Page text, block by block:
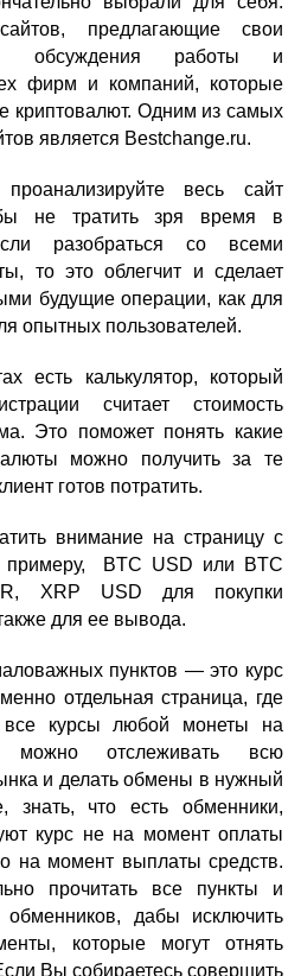
предлагающие свои
обсуждения работы и
фирм и компаний, которые
криптовалют. Одним из самых
является Bestchange.ru.
весь сайт
не тратить зря время в
разобраться со всеми
то это облегчит и сделает
будущие операции, как для
опытных пользователей.
есть калькулятор, который
считает стоимость
Это поможет понять какие
можно получить за те
готов потратить.
внимание на страницу с
BTC USD или BTC
XRP USD для покупки
для ее вывода.
пунктов — это курс
отдельная страница, где
все курсы любой монеты на
можно отслеживать всю
и делать обмены в нужный
знать, что есть обменники,
курс не на момент оплаты
на момент выплаты средств.
прочитать все пункты и
дабы исключить
которые могут отнять
Вы собираетесь совершить